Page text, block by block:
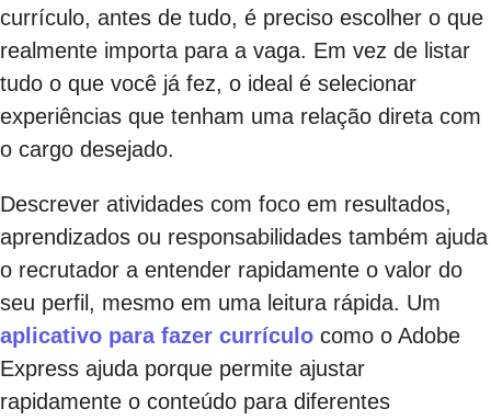
currículo, antes de tudo, é preciso escolher o que
realmente importa para a vaga. Em vez de listar
tudo o que você já fez, o ideal é selecionar
experiências que tenham uma relação direta com
o cargo desejado.
Descrever atividades com foco em resultados,
aprendizados ou responsabilidades também ajuda
o recrutador a entender rapidamente o valor do
seu perfil, mesmo em uma leitura rápida. Um
aplicativo para fazer currículo como o Adobe
Express ajuda porque permite ajustar
rapidamente o conteúdo para diferentes